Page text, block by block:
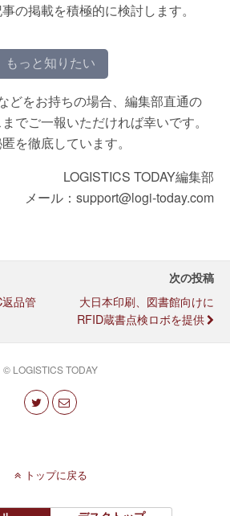
の掲載を積極的に検討します。
もっと知りたい
どをお持ちの場合、編集部直通の
でご一報いただければ幸いです。
を徹底しています。
LOGISTICS TODAY編集部
メール：support@logi-today.com
品管
次の投稿
大日本印刷、図書館向けに
RFID蔵書点検ロボを提供
© LOGISTICS TODAY
トップに戻る